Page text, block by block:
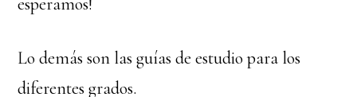
Lo demás son las guías de estudio para los
diferentes grados.